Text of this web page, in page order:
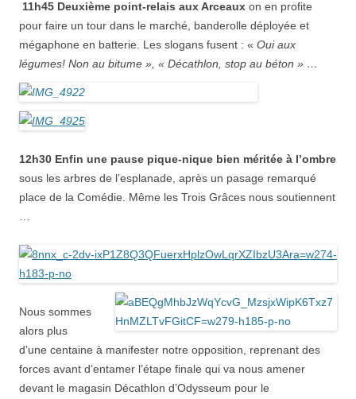
11h45 Deuxième point-relais aux Arceaux on en profite
pour faire un tour dans le marché, banderolle déployée et
mégaphone en batterie. Les slogans fusent : « Oui aux
légumes! Non au bitume », « Décathlon, stop au béton » …
12h30 Enfin une pause pique-nique bien méritée à l’ombre
sous les arbres de l’esplanade, après un pasage remarqué
place de la Comédie. Même les Trois Grâces nous soutiennent
Nous sommes
alors plus
d’une centaine à manifester notre opposition, reprenant des
forces avant d’entamer l’étape finale qui va nous amener
devant le magasin Décathlon d’Odysseum pour le